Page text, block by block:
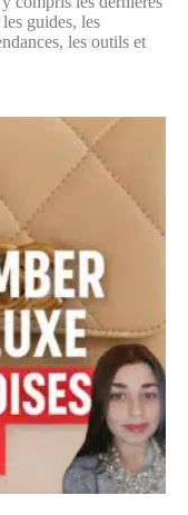
guides, les
les outils et